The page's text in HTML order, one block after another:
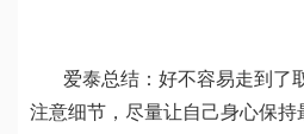
爱泰总结：好不容易走到了
注意细节，尽量让自己身心保